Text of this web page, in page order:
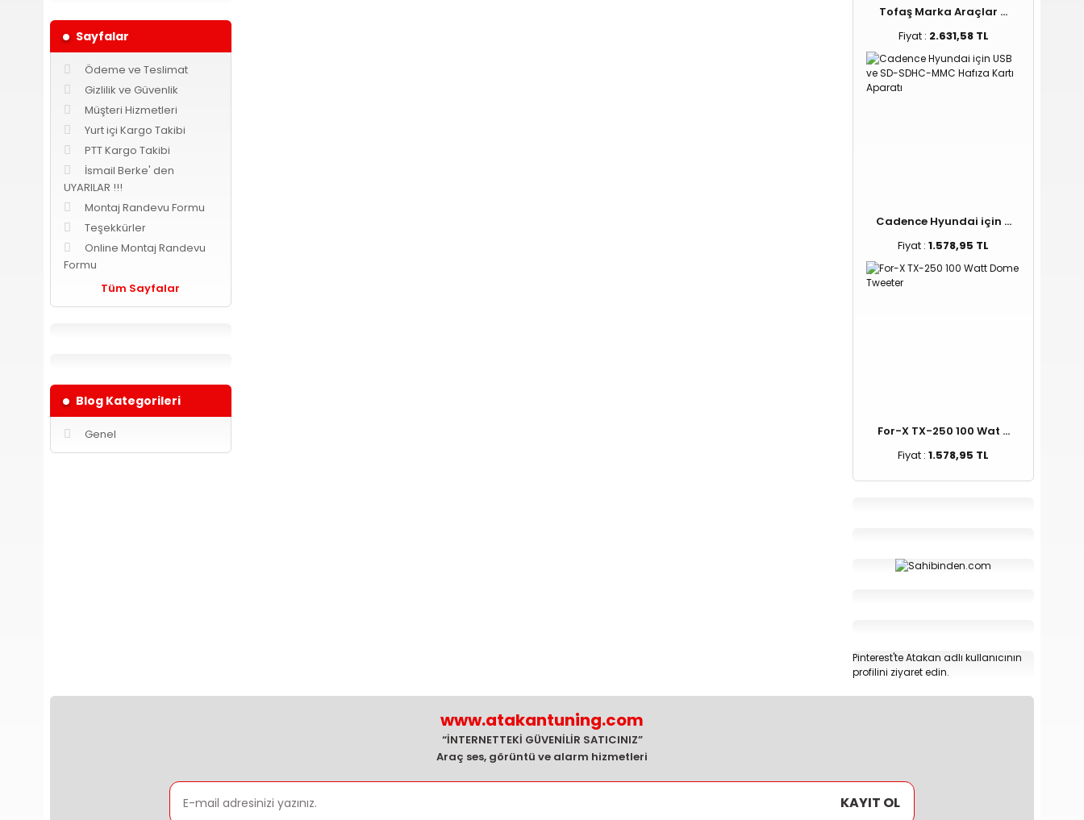
Sayfalar
Ödeme ve Teslimat
Gizlilik ve Güvenlik
Müşteri Hizmetleri
Yurt içi Kargo Takibi
PTT Kargo Takibi
İsmail Berke' den
UYARILAR !!!
Montaj Randevu Formu
Teşekkürler
Online Montaj Randevu
Formu
Tüm Sayfalar
Blog Kategorileri
Genel
Tofaş Marka Araçlar ...
Fiyat : 2.631,58 TL
Cadence Hyundai için ...
Fiyat :1.578,95 TL
For-X TX-250 100 Wat ...
Fiyat :1.578,95 TL
Pinterest'te Atakan adlı kullanıcının
profilini ziyaret edin.
www.atakantuning.com
“İNTERNETTEKİ GÜVENİLİR SATICINIZ”
Araç ses, görüntü ve alarm hizmetleri
KAYIT OL